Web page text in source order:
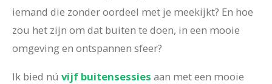
iemand die zonder oordeel met je meekijkt? En hoe
zou het zijn om dat buiten te doen, in een mooie
omgeving en ontspannen sfeer?
Ik bied nú vijf buitensessies aan met een mooie